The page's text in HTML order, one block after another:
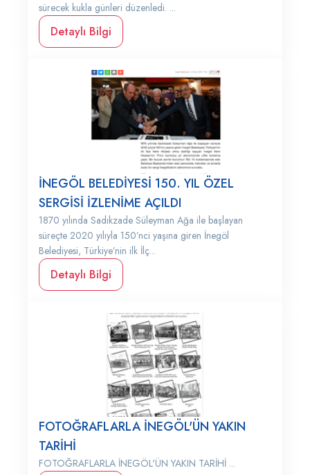
sürecek kukla günleri düzenledi. ...
Detaylı Bilgi
İNEGÖL BELEDİYESİ 150. YIL ÖZEL
SERGİSİ İZLENİME AÇILDI
1870 yılında Sadıkzade Süleyman Ağa ile başlayan
süreçte 2020 yılıyla 150’nci yaşına giren İnegöl
Belediyesi, Türkiye’nin ilk İlç...
Detaylı Bilgi
FOTOĞRAFLARLA İNEGÖL'ÜN YAKIN
TARİHİ
FOTOĞRAFLARLA İNEGÖL'ÜN YAKIN TARİHİ ...